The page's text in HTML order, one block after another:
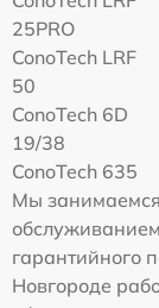
25PRO
ConoTech LRF
50
ConoTech 6D
19/38
ConoTech 635
Мы
гарантийного
Новгороде